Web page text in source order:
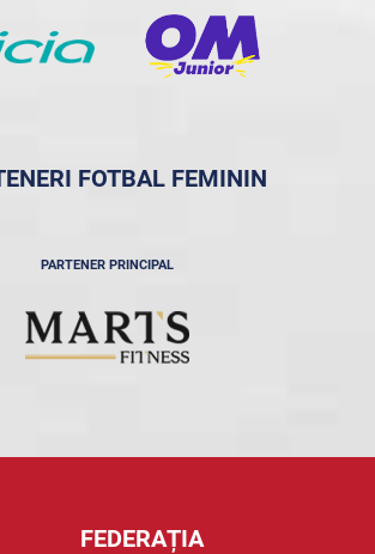
FOTBAL FEMININ
PARTENER PRINCIPAL
FEDERAȚIA